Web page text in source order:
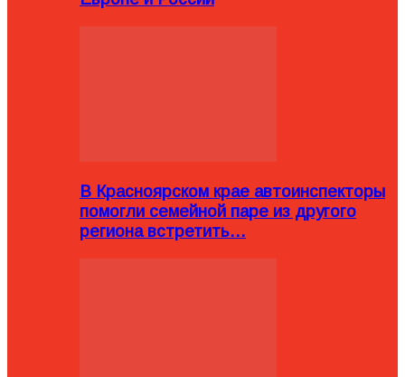
В Красноярском крае автоинспекторы
помогли семейной паре из другого
региона встретить…